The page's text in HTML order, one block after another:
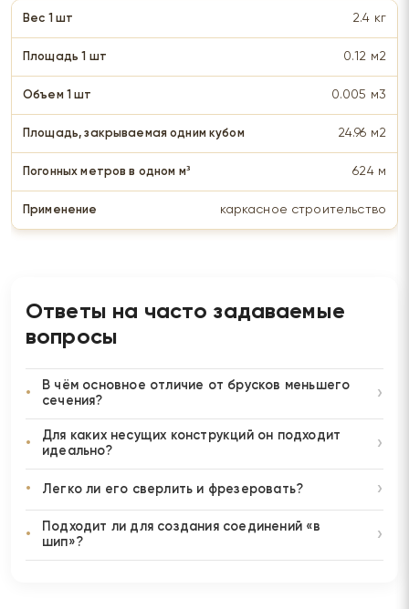
2.4 кг
0.12 м2
0.005 м3
24.96 м2
624 м
каркасное строительство
Ответы на часто задаваемые
вопросы
В чём основное отличие от брусков меньшего
сечения?
Для каких несущих конструкций он подходит
идеально?
Легко ли его сверлить и фрезеровать?
Подходит ли для создания соединений «в
шип»?